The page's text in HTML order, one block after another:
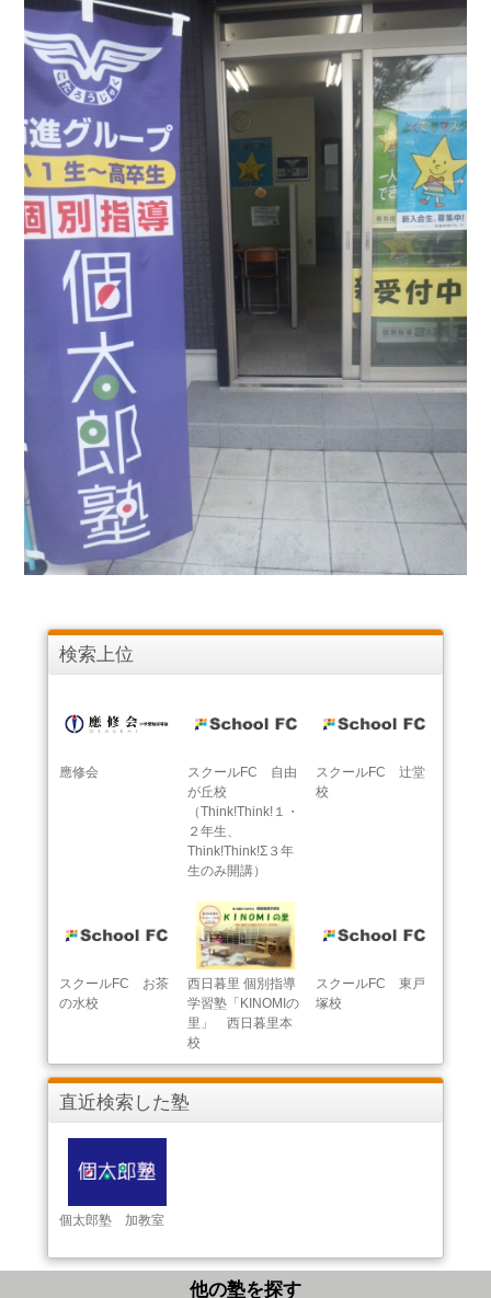
検索上位
應修会
スクールFC 自由
が丘校
（Think!Think!１・
２年生、
Think!Think!Σ３年
生のみ開講）
スクールFC 辻堂
校
スクールFC お茶
の水校
西日暮里 個別指導
学習塾「KINOMIの
里」 西日暮里本
校
スクールFC 東戸
塚校
直近検索した塾
個太郎塾 加教室
他の塾を探す